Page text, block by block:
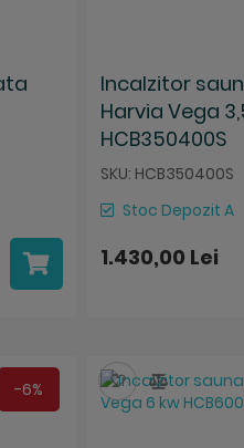
Incalzitor
Harvia Vega
HCB350400S
SKU: HCB350400S
Stoc Depozit A
1.430,00 Lei
-6% SalveazaCompara